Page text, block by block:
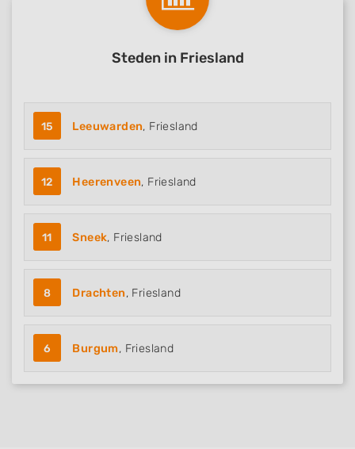
Steden in Friesland
15 Leeuwarden, Friesland
12 Heerenveen, Friesland
11 Sneek, Friesland
8 Drachten, Friesland
6 Burgum, Friesland